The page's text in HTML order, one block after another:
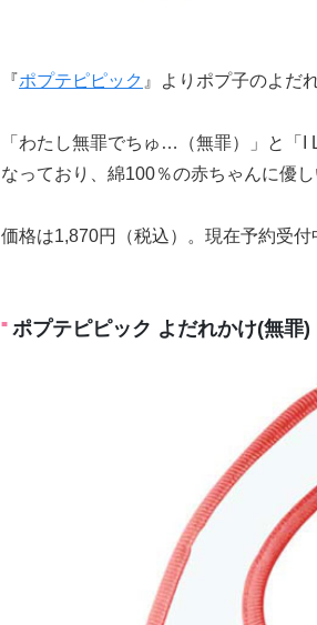
『ポプテピピック 』よりポプ子のよだ
「わたし無罪でちゅ…（無罪）」と「
なっており、綿100％の赤ちゃんに優
価格は1,870円（税込）。現在予約受
ポプテピピック よだれかけ(無罪)